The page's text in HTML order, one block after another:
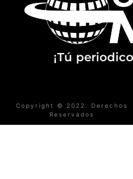
¡Tú
Copyright © 2022. Derechos
Reservados